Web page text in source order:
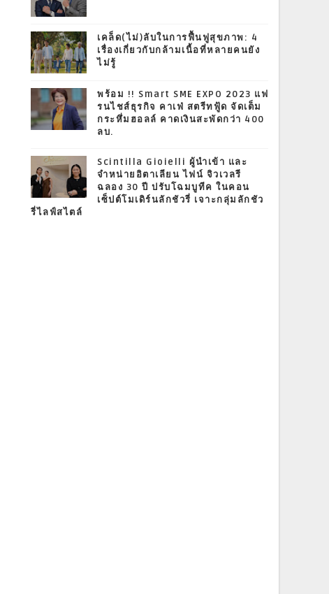
เคล็ด(ไม่)ลับในการฟื้นฟูสุขภาพ: 4
เรื่องเกี่ยวกับกล้ามเนื้อที่หลายคนยัง
ไม่รู้
พร้อม !! Smart SME EXPO 2023 แฟ
รนไชส์ธุรกิจ คาเฟ่ สตรีทฟู้ด จัดเต็ม
กระหึ่มฮอลล์ คาดเงินสะพัดกว่า 400
ลบ.
Scintilla Gioielli ผู้นำเข้า และ
จำหน่ายอิตาเลียน ไฟน์ จิวเวลรี
ฉลอง 30 ปี ปรับโฉมบูทีค ในคอน
เซ็ปต์โมเดิร์นลักชัวรี่ เจาะกลุ่มลักชัว
รี่ไลฟ์สไตล์